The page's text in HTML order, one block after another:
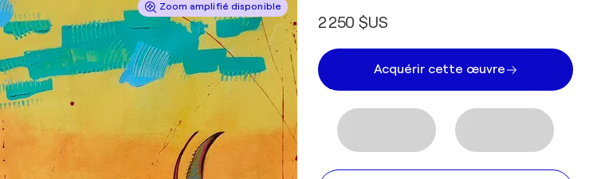
Zoom amplifié disponible
2 250 $US
Acquérir cette œuvre